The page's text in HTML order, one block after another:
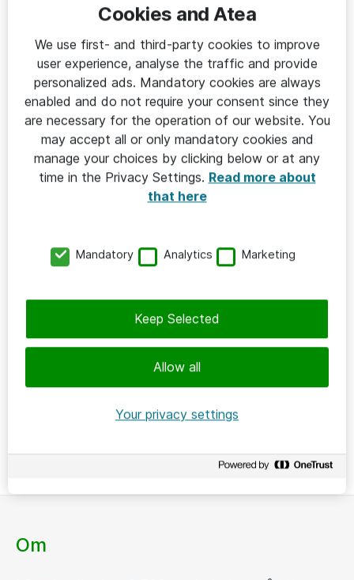
Christoffer Kullring, Partner Manager på Atea.
Ökad driftsäkerhet och smidigare installationer
En av de saker som undersökts är hur ofta konsulterna
tar hjälp av Dells support. Ju mer sällan det händer,
desto smidigare process för kunderna.
– Vi behöver sällan ta hjälp av Dells support eftersom
våra konsulter utbildar sig grundligt i produkterna, och
ständigt håller sig uppdaterade.
En annan sak som Dell har undersökt är i vilken
för proaktiv support. Att Atea följer best practices
innebär att kunderna får ett extra lager driftssäkerhet,
potentiella problem innan de inträffar.
Om
Cookies and Atea
We use first- and third-party cookies to improve
user experience, analyse the traffic and provide
personalized ads. Mandatory cookies are always
enabled and do not require your consent since they
are necessary for the operation of our website. You
may accept all or only mandatory cookies and
manage your choices by clicking below or at any
time in the Privacy Settings. Read more about
that here
Mandatory Analytics Marketing
Allow all
Keep Selected
Your privacy settings